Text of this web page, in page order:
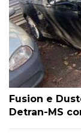
Fusion e
Detran-MS